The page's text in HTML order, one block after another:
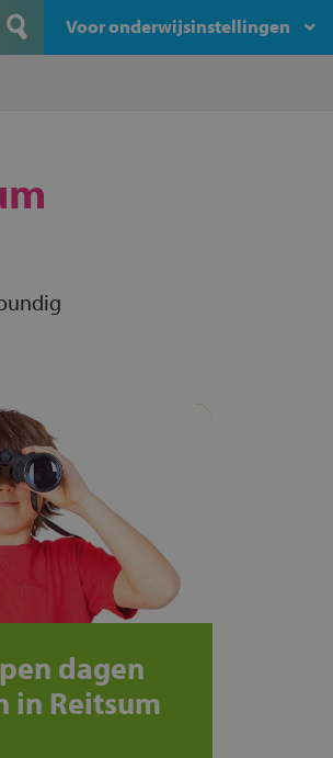
Voor onderwijsinstellingen
dagen
in Reitsum